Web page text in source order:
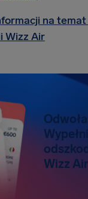
na
Wizz Air
Wizz